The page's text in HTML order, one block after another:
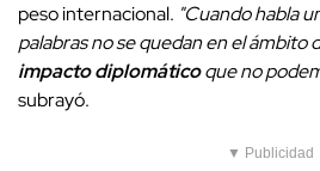
peso internacional. "Cuando habla
palabras no se quedan en el ámbito
impacto diplomáticoque no
subrayó.
▼ Publicidad